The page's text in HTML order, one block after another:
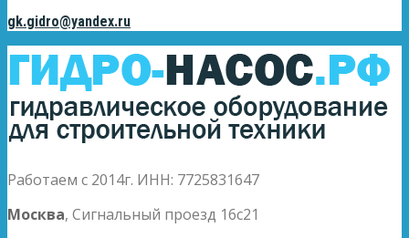
gk.gidro@yandex.ru
Работаем с 2014г. ИНН: 7725831647
Москва, Сигнальный проезд 16с21